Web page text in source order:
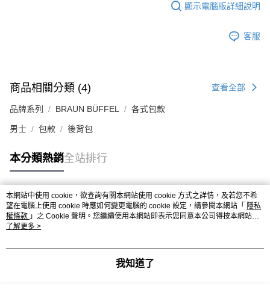
顯示電腦版詳細說明
客服
商品相關分類 (4) 查看全部
品牌系列 BRAUN BÜFFEL 各式包款
男士 包款 後背包
本分類熱銷全站排行
熱門標籤
本網站中使用 cookie，欲查詢有關本網站使用 cookie 方式之詳情，及若您不希
望在電腦上使用 cookie 時應如何變更電腦的 cookie 設定，請參閱本網站「 隱私
權條款 」之 Cookie 聲明。您繼續使用本網站即表示您同意本公司得按本網站使
用條款之 Cookie 聲明使用 cookie。
了解更多 >
我知道了